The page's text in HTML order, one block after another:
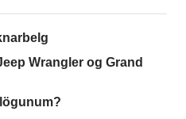
Wrangler og Grand